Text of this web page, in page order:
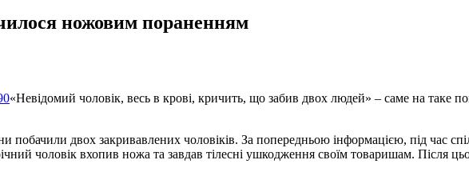
ножовим пораненням
«Невідомий чоловік, весь в крові, кричить, що забив двох людей» – саме на таке
побачили двох закривавлених чоловіків. За попередньою інформацією, під час
чоловік вхопив ножа та завдав тілесні ушкодження своїм товаришам. Після